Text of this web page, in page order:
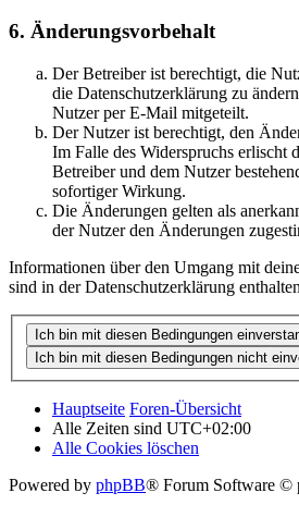
6. Änderungsvorbehalt
Der Betreiber ist berechtigt, die
die Datenschutzerklärung zu
Nutzer per E-Mail mitgeteilt.
Der Nutzer ist berechtigt, den
Im Falle des Widerspruchs erlischt
Betreiber und dem Nutzer
sofortiger Wirkung.
Die Änderungen gelten als
der Nutzer den Änderungen
Informationen über den Umgang mit
sind in der Datenschutzerklärung
Hauptseite Foren-Übersicht
Alle Zeiten sind UTC+02:00
Alle Cookies löschen
Powered by phpBB® Forum Software ©